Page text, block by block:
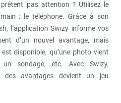
pas attention ? Utilisez le
: le téléphone. Grâce à son
l’application Swizy informe vos
d’un nouvel avantage, mais
disponible, qu’une photo vient
sondage, etc. Avec Swizy,
des avantages devient un jeu